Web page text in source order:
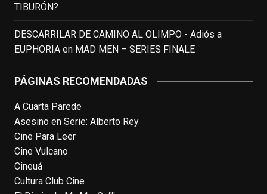
This content isn't available right now
When this happens, it's usually because
the owner only shared it with a small
group of people, changed who can see it
EnClave de Cine
4 weeks ago
neozelandés Sam Neill. Aunque empezó a
ganar fama en la televisión en los ochenta
TIBURÓN?
DESCARRILAR DE CAMINO AL OLIMPO - Adiós a
EUPHORIAen MAD MEN – SERIES FINALE
PÁGINAS RECOMENDADAS
A Cuarta Parede
Asesino en Serie: Alberto Rey
Cine Para Leer
Cine Vulcano
Cineuá
Cultura Club Cine